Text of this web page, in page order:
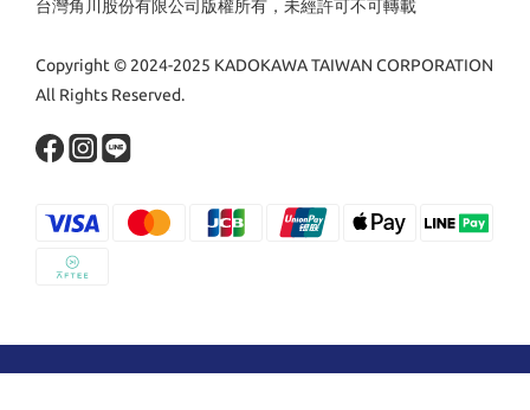
台灣角川股份有限公司版權所有，未經許可不可轉載
Copyright © 2024-2025 KADOKAWA TAIWAN CORPORATION
All Rights Reserved.